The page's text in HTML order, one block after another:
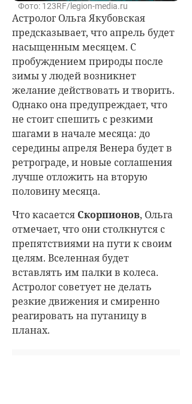
Фото: 123RF/legion-media.ru
Астролог Ольга Якубовская
предсказывает, что апрель будет
насыщенным месяцем. С
пробуждением природы после
зимы у людей возникнет
желание действовать и творить.
Однако она предупреждает, что
не стоит спешить с резкими
шагами в начале месяца: до
середины апреля Венера будет в
ретрограде, и новые соглашения
лучше отложить на вторую
половину месяца.
Что касается Скорпионов, Ольга
отмечает, что они столкнутся с
препятствиями на пути к своим
целям. Вселенная будет
вставлять им палки в колеса.
Астролог советует не делать
резкие движения и смиренно
реагировать на путаницу в
планах.